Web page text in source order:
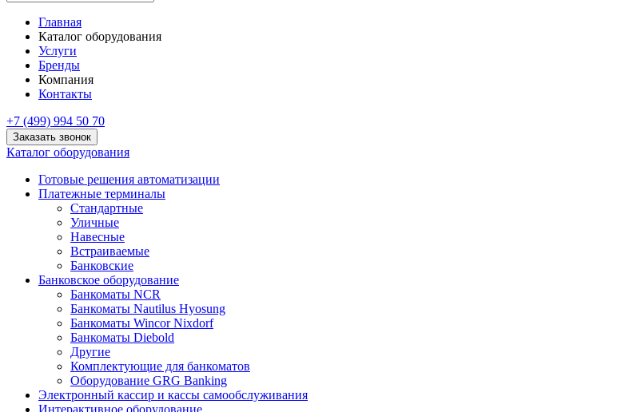
Главная
Каталог оборудования
Услуги
Бренды
Компания
Контакты
+7 (499) 994 50 70
Заказать звонок
Каталог оборудования
Готовые решения автоматизации
Платежные терминалы
Стандартные
Уличные
Навесные
Встраиваемые
Банковские
Банковское оборудование
Банкоматы NCR
Банкоматы Nautilus Hyosung
Банкоматы Wincor Nixdorf
Банкоматы Diebold
Другие
Комплектующие для банкоматов
Оборудование GRG Banking
Электронный кассир и кассы самообслуживания
Интерактивное оборудование